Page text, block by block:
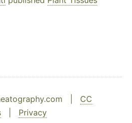
| CC
Privacy